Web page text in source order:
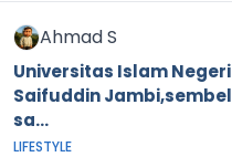
Ahmad S
Universitas Islam
Saifuddin
sa...
LIFESTYLE